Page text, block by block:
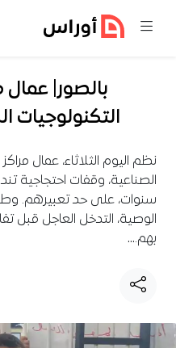
بالصور| عمال
التكنولوجيات
نظم اليوم الثلاثاء، عمال
الصناعية، وقفات احتجاجية
سنوات، على حد تعبيرهم.
الوصية، التدخل العاجل قبل
بهم.…